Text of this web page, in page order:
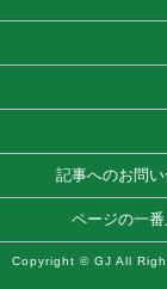
記事へのお問
ページの一
Copyright © GJ All